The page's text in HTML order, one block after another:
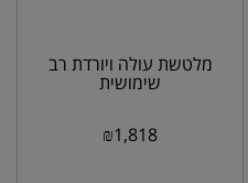
מלטשת עולה ויורדת רב
שימושית
₪1,818